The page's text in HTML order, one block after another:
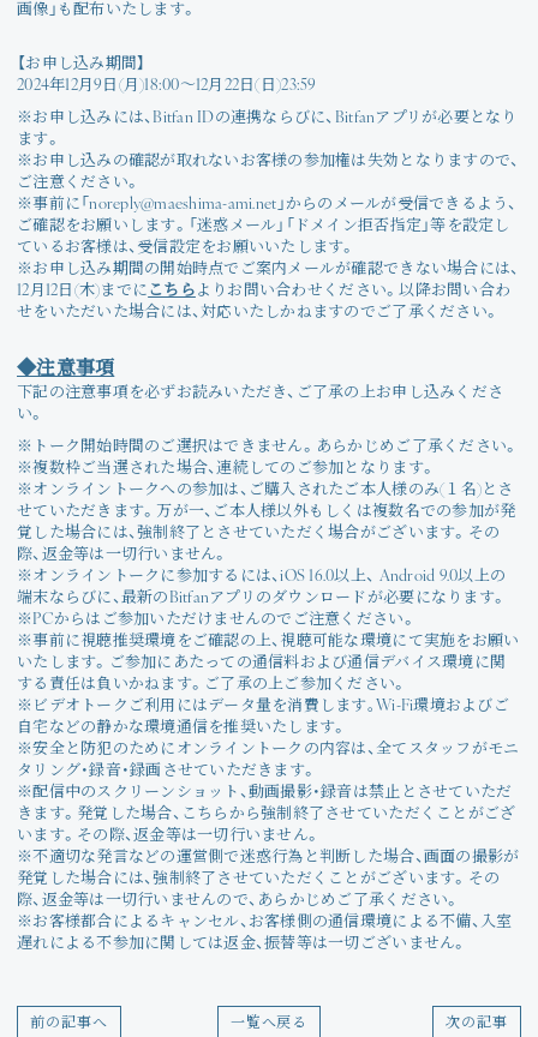
画像」も配布いたします。
【お申し込み期間】
2024年12月9日(月)18:00〜12月22日(日)23:59
※お申し込みには、Bitfan IDの連携ならびに、Bitfanアプリが必要となり
ます。
※お申し込みの確認が取れないお客様の参加権は失効となりますので、
ご注意ください。
※事前に「noreply@maeshima-ami.net」からのメールが受信できるよう、
ご確認をお願いします。「迷惑メール」「ドメイン拒否指定」等を設定し
ているお客様は、受信設定をお願いいたします。
※お申し込み期間の開始時点でご案内メールが確認できない場合には、
12月12日(木)までに こちら よりお問い合わせください。以降お問い合わ
せをいただいた場合には、対応いたしかねますのでご了承ください。
◆注意事項
下記の注意事項を必ずお読みいただき、ご了承の上お申し込みくださ
い。
※トーク開始時間のご選択はできません。あらかじめご了承ください。
※複数枠ご当選された場合、連続してのご参加となります。
※オンライントークへの参加は、ご購入されたご本人様のみ(１名)とさ
せていただきます。万が一、ご本人様以外もしくは複数名での参加が発
覚した場合には、強制終了とさせていただく場合がございます。その
際、返金等は一切行いません。
※オンライントークに参加するには、iOS 16.0以上、 Android 9.0以上の
端末ならびに、最新のBitfanアプリのダウンロードが必要になります。
※PCからはご参加いただけませんのでご注意ください。
※事前に視聴推奨環境をご確認の上、視聴可能な環境にて実施をお願い
いたします。ご参加にあたっての通信料および通信デバイス環境に関
する責任は負いかねます。ご了承の上ご参加ください。
※ビデオトークご利用にはデータ量を消費します｡Wi-Fi環境およびご
自宅などの静かな環境通信を推奨いたします。
※安全と防犯のためにオンライントークの内容は、全てスタッフがモニ
タリング・録音・録画させていただきます。
※配信中のスクリーンショット、動画撮影・録音は禁止とさせていただ
きます。発覚した場合、こちらから強制終了させていただくことがござ
います。その際、返金等は一切行いません。
※不適切な発言などの運営側で迷惑行為と判断した場合、画面の撮影が
発覚した場合には、強制終了させていただくことがございます。その
際、返金等は一切行いませんので、あらかじめご了承ください。
※お客様都合によるキャンセル、お客様側の通信環境による不備、入室
遅れによる不参加に関しては返金、振替等は一切ございません。
次の記事
一覧へ戻る
前の記事へ